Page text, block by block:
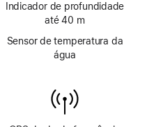
Indicador de profundidade
até 40 m
Sensor de temperatura da
água